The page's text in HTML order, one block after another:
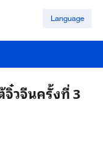
Language
วจีนครั้งที่ 3